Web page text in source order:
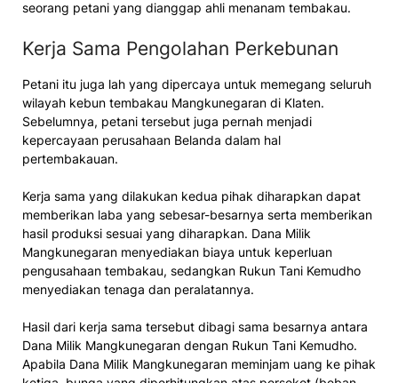
seorang petani yang dianggap ahli menanam tembakau.
Kerja Sama Pengolahan Perkebunan
Petani itu juga lah yang dipercaya untuk memegang seluruh
wilayah kebun tembakau Mangkunegaran di Klaten.
Sebelumnya, petani tersebut juga pernah menjadi
kepercayaan perusahaan Belanda dalam hal
pertembakauan.
Kerja sama yang dilakukan kedua pihak diharapkan dapat
memberikan laba yang sebesar-besarnya serta memberikan
hasil produksi sesuai yang diharapkan. Dana Milik
Mangkunegaran menyediakan biaya untuk keperluan
pengusahaan tembakau, sedangkan Rukun Tani Kemudho
menyediakan tenaga dan peralatannya.
Hasil dari kerja sama tersebut dibagi sama besarnya antara
Dana Milik Mangkunegaran dengan Rukun Tani Kemudho.
Apabila Dana Milik Mangkunegaran meminjam uang ke pihak